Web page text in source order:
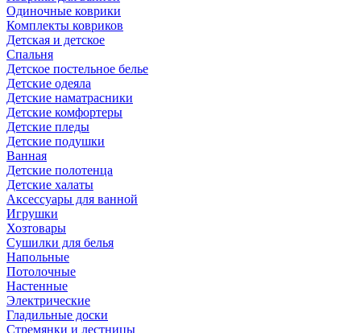
Одиночные коврики
Комплекты ковриков
Детская и детское
Спальня
Детское постельное белье
Детские одеяла
Детские наматрасники
Детские комфортеры
Детские пледы
Детские подушки
Ванная
Детские полотенца
Детские халаты
Аксессуары для ванной
Игрушки
Хозтовары
Сушилки для белья
Напольные
Потолочные
Настенные
Электрические
Гладильные доски
Стремянки и лестницы